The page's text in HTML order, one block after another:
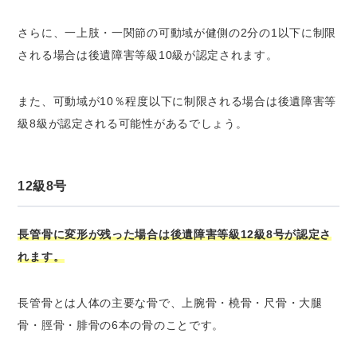
さらに、一上肢・一関節の可動域が健側の2分の1以下に制限
される場合は後遺障害等級10級が認定されます。
また、可動域が10％程度以下に制限される場合は後遺障害等
級8級が認定される可能性があるでしょう。
12級8号
長管骨に変形が残った場合は後遺障害等級12級8号が認定さ
れます。
長管骨とは人体の主要な骨で、上腕骨・橈骨・尺骨・大腿
骨・脛骨・腓骨の6本の骨のことです。